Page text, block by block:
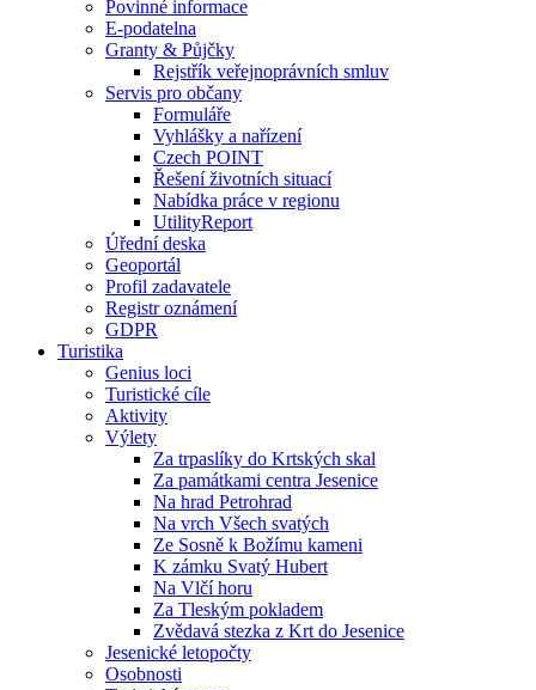
Povinné informace
E-podatelna
Granty & Půjčky
Rejstřík veřejnoprávních smluv
Servis pro občany
Formuláře
Vyhlášky a nařízení
Czech POINT
Řešení životních situací
Nabídka práce v regionu
UtilityReport
Úřední deska
Geoportál
Profil zadavatele
Registr oznámení
GDPR
Turistika
Genius loci
Turistické cíle
Aktivity
Výlety
Za trpaslíky do Krtských skal
Za památkami centra Jesenice
Na hrad Petrohrad
Na vrch Všech svatých
Ze Sosně k Božímu kameni
K zámku Svatý Hubert
Na Vlčí horu
Za Tleským pokladem
Zvědavá stezka z Krt do Jesenice
Jesenické letopočty
Osobnosti